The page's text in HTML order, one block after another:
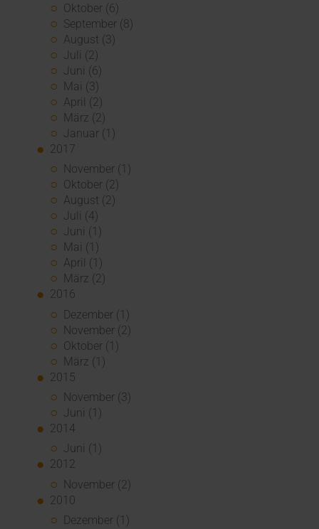
Oktober (6)
September (8)
August (3)
Juli (2)
Juni (6)
Mai (3)
April (2)
März (2)
Januar (1)
2017
November (1)
Oktober (2)
August (2)
Juli (4)
Juni (1)
Mai (1)
April (1)
März (2)
2016
Dezember (1)
November (2)
Oktober (1)
März (1)
2015
November (3)
Juni (1)
2014
Juni (1)
2012
November (2)
2010
Dezember (1)